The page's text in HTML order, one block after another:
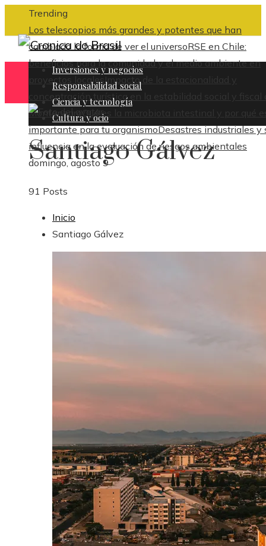
Trending
Los telescopios más grandes y potentes que han
cambiado la forma de ver el universoRSE en Chile:
beneficios para la comunidad y el medio ambiente en
proyectos locales Impacto de la estacionalidad y
concentración turística en la estabilidad social y fiscal
Montenegro Qué es la microbiota intestinal y por qué
importante para tu organismoDesastres industriales y
influencia en la evaluación de riesgos ambientales
domingo, agosto 9
Inversiones y negocios
Responsabilidad social
Ciencia y tecnología
Cultura y ocio
Santiago Gálvez
91 Posts
Inicio
Santiago Gálvez